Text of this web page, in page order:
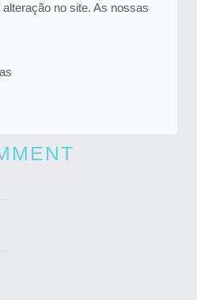
no site. As nossas